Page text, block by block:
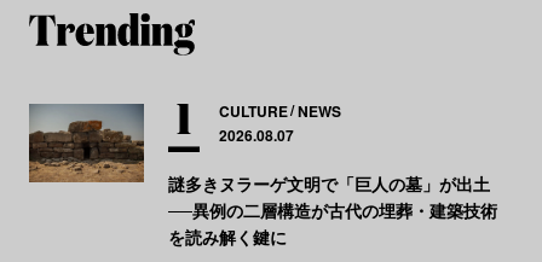
CULTURE NEWS
2026.08.07
謎多きヌラーゲ文明で「巨人の墓」が出土
──異例の二層構造が古代の埋葬・建築技術
を読み解く鍵に